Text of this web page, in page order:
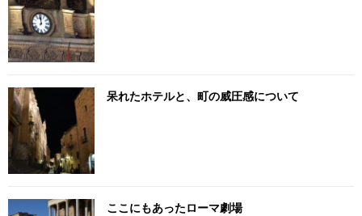
呆れたホテルと、町の威圧感について
ここにもあったローマ劇場